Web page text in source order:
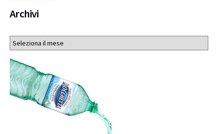
Archivi
Archivi